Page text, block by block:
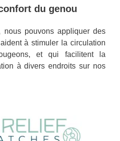
du genou
nous pouvons appliquer des
à stimuler la circulation
et qui facilitent la
à divers endroits sur nos